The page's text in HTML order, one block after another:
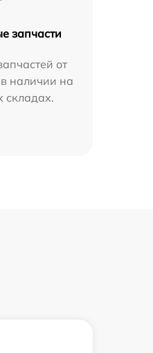
запчасти
от
наличии на
складах.